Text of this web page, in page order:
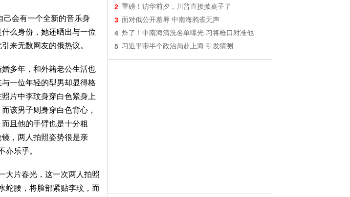
会有一个全新的音乐身
么身份，她还晒出与一位
来无数网友的俄热议。
多年，和外籍老公生活也
一位年轻的型男却显得格
片中李玟身穿白色紧身上
该男子则身穿白色背心，
且他的手臂也是十分粗
，两人拍照姿势很是亲
亦乐乎。
片春光，这一次两人拍照
蛇腰，将脸部紧贴李玟，而
2 重磅！访华前夕，川普直接掀桌子了
3 面对俄公开羞辱 中南海鸦雀无声
4 炸了！中南海清洗名单曝光 习将枪口对准他
5 习近平带半个政治局赴上海 引发猜测